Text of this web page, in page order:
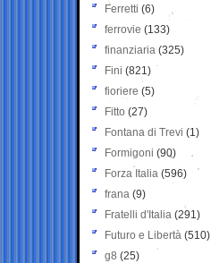
Ferretti (6)
ferrovie (133)
finanziaria (325)
Fini (821)
fioriere (5)
Fitto (27)
Fontana di Trevi (1)
Formigoni (90)
Forza Italia (596)
frana (9)
Fratelli d'Italia (291)
Futuro e Libertà (510)
g8 (25)